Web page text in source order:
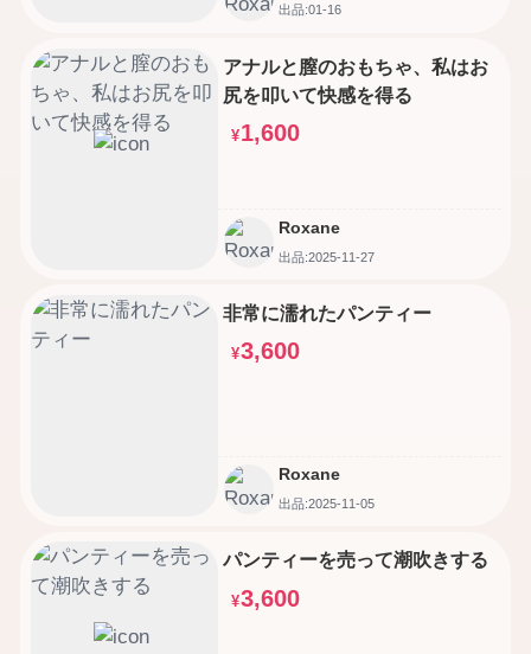
出品:01-16
アナルと膣のおもちゃ、私はお
尻を叩いて快感を得る
¥1,600
Roxane
出品:2025-11-27
非常に濡れたパンティー
¥3,600
Roxane
出品:2025-11-05
パンティーを売って潮吹きする
¥3,600